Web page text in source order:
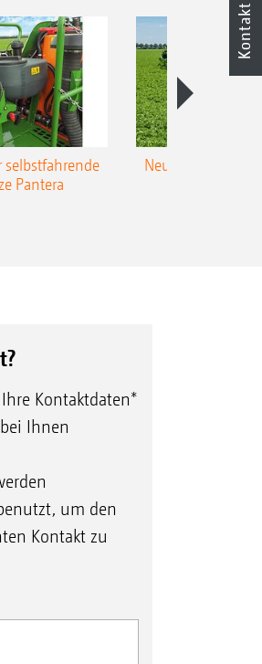
selbstfahrende
Pantera
Neue Super-L3-
Kontaktdaten*
Ihnen
um den
Kontakt zu
Kontakt